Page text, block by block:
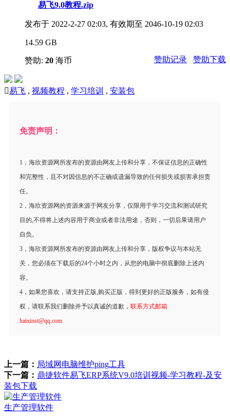
易飞9.0教程.zip
发布于 2022-2-27 02:03, 有效期至 2046-10-19 02:03
14.59 GB
赞助: 20 海币 赞助记录 赞助下载
易飞 , 视频教程 , 学习培训 , 安装包
免责声明：
1，海欣资源网所发布的资源由网友上传和分享，不保证信息的正确性
和完整性，且不对因信息的不正确或遗漏导致的任何损失或损害承担责
任。
2，海欣资源网的资源来源于网友分享，仅限用于学习交流和测试研究
目的,不得将上述内容用于商业或者非法用途，否则，一切后果请用户
自负。
3，海欣资源网所发布的资源由网友上传和分享，版权争议与本站无
关，您必须在下载后的24个小时之内，从您的电脑中彻底删除上述内
容。
4，如果您喜欢，请支持正版,购买正版，得到更好的正版服务，如有侵
权，请联系我们删除并予以真诚的道歉， 联系方式邮箱
haixinst@qq.com
上一篇： 局域网电脑维护ping工具
下一篇： 鼎捷软件易飞ERP系统V9.0培训视频-学习教程-及安
装包下载
生产管理软件